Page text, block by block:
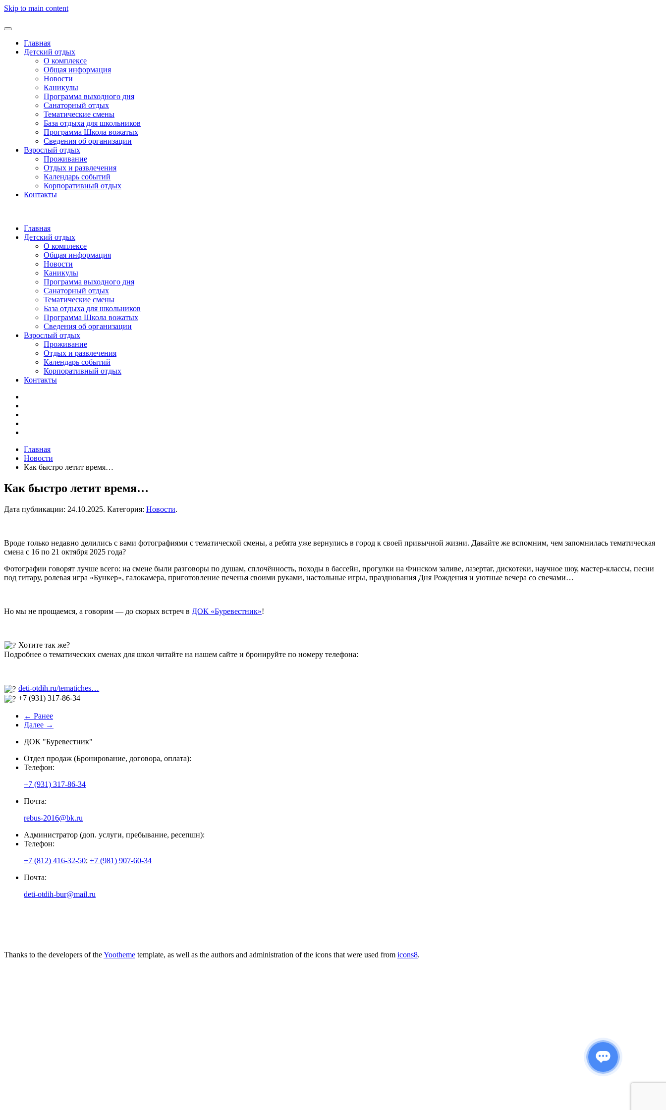
Skip to main content
Главная
Детский отдых
О комплексе
Общая информация
Новости
Каникулы
Программа выходного дня
Санаторный отдых
Тематические смены
База отдыха для школьников
Программа Школа вожатых
Cведения об организации
Взрослый отдых
Проживание
Отдых и развлечения
Календарь событий
Корпоративный отдых
Контакты
Главная
Детский отдых
О комплексе
Общая информация
Новости
Каникулы
Программа выходного дня
Санаторный отдых
Тематические смены
База отдыха для школьников
Программа Школа вожатых
Cведения об организации
Взрослый отдых
Проживание
Отдых и развлечения
Календарь событий
Корпоративный отдых
Контакты
Главная
Новости
Как быстро летит время…
Как быстро летит время…
Дата публикации: 24.10.2025. Категория: Новости.
Вроде только недавно делились с вами фотографиями с тематической смены, а ребята уже вернулись в город к своей привычной жизни. Давайте же вспомним, чем запомнилась тематическая
смена с 16 по 21 октября 2025 года?
Фотографии говорят лучше всего: на смене были разговоры по душам, сплочённость, походы в бассейн, прогулки на Финском заливе, лазертаг, дискотеки, научное шоу, мастер-классы, песни
под гитару, ролевая игра «Бункер», галокамера, приготовление печенья своими руками, настольные игры, празднования Дня Рождения и уютные вечера со свечами…
Но мы не прощаемся, а говорим — до скорых встреч в ДОК «Буревестник»!
Хотите так же?
Подробнее о тематических сменах для школ читайте на нашем сайте и бронируйте по номеру телефона:
deti-otdih.ru/tematiches…
+7 (931) 317-86-34
← Ранее
Далее →
ДОК "Буревестник"
Отдел продаж (Бронирование, договора, оплата):
Телефон:
+7 (931) 317-86-34
Почта:
rebus-2016@bk.ru
Администратор (доп. услуги, пребывание, ресепшн):
Телефон:
+7 (812) 416-32-50; +7 (981) 907-60-34
Почта:
deti-otdih-bur@mail.ru
Thanks to the developers of theYootheme template, as well as the authors and administration of the icons that were used from icons8.